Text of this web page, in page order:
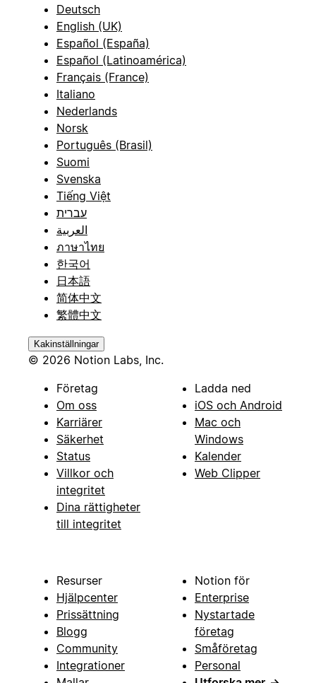
Deutsch
English (UK)
Español (España)
Español (Latinoamérica)
Français (France)
Italiano
Nederlands
Norsk
Português (Brasil)
Suomi
Svenska
Tiếng Việt
עברית
العربية
ภาษาไทย
한국어
日本語
简体中文
繁體中文
Kakinställningar
© 2026 Notion Labs, Inc.
Företag
Om oss
Karriärer
Säkerhet
Status
Villkor och
integritet
Dina rättigheter
till integritet
Ladda ned
iOS och Android
Mac och
Windows
Kalender
Web Clipper
Resurser
Hjälpcenter
Prissättning
Blogg
Community
Integrationer
Notion för
Enterprise
Nystartade
företag
Småföretag
Personal